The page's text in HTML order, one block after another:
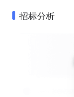
招标分析